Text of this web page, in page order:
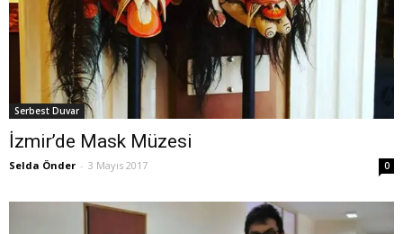
Serbest Duvar
İzmir’de Mask Müzesi
Selda Önder - 3 Mayıs 2017 0